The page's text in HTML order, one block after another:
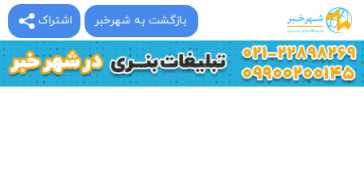
اشتراک بازگشت به شهرخبر